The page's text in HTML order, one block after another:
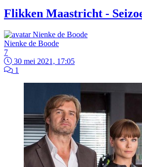
Flikken Maastricht -
Nienke de Boode
7
30 mei 2021, 17:05
1